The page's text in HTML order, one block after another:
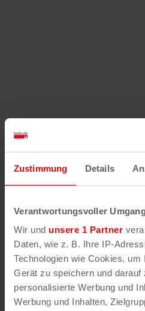
Zustimmung Details
Verantwortungsvoller
Wir und unsere 1 Partner
Daten, wie z. B. Ihre IP-
Technologien wie Cookies, um
Gerät zu speichern und darauf
personalisierte Werbung und
Werbung und Inhalten,